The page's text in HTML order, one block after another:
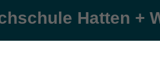
Hatten +